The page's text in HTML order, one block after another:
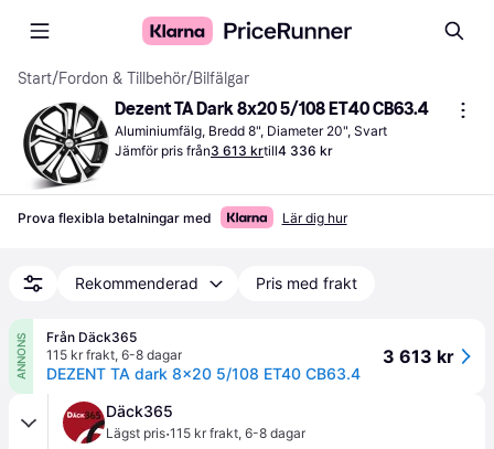
Start/Fordon & Tillbehör/Bilfälgar
Dezent TA Dark 8x20 5/108 ET40 CB63.4
Aluminiumfälg, Bredd 8", Diameter 20", Svart
Jämför pris från3 613 krtill4 336 kr
Prova flexibla betalningar med Lär dig hur
Rekommenderad Pris med frakt
ANNONS
Från Däck365
115 kr frakt, 6-8 dagar
DEZENT TA dark 8x20 5/108 ET40 CB63.4
3 613 kr
Däck365
Lägst pris·115 kr frakt, 6-8 dagar